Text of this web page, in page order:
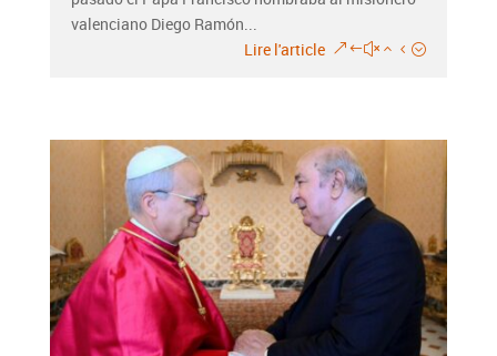
valenciano Diego Ramón...
Lire l'article